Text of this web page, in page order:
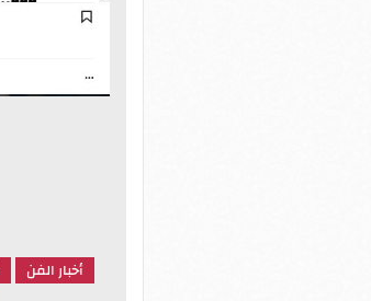
أخبار الفن